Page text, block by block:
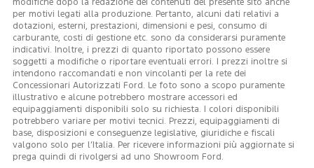
modifiche dopo la redazione dei contenuti del presente sito anche
per motivi legati alla produzione. Pertanto, alcuni dati relativi a
dotazioni, esterni, prestazioni, dimensioni e pesi, consumo di
carburante, costi di gestione etc. sono da considerarsi puramente
indicativi. Inoltre, i prezzi di quanto riportato possono essere
soggetti a modifiche o riportare eventuali errori. I prezzi inoltre si
intendono raccomandati e non vincolanti per la rete dei
Concessionari Autorizzati Ford. Le foto sono a scopo puramente
illustrativo e alcune potrebbero mostrare accessori ed
equipaggiamenti disponibili solo su richiesta. I colori disponibili
potrebbero variare per motivi tecnici. Prezzi, equipaggiamenti di
base, disposizioni e conseguenze legislative, giuridiche e fiscali
valgono solo per l’Italia. Per ricevere informazioni più aggiornate si
prega quindi di rivolgersi ad uno Showroom Ford.